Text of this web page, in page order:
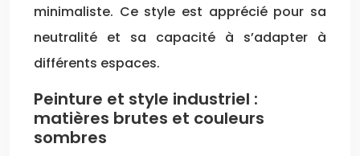
minimaliste. Ce style est apprécié pour sa
neutralité et sa capacité à s’adapter à
différents espaces.
Peinture et style industriel :
matières brutes et couleurs
sombres